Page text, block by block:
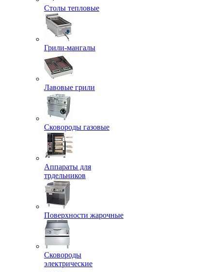
Столы тепловые
Грили-мангалы
Лавовые грили
Сковороды газовые
Аппараты для
трдельников
Поверхности жарочные
Сковороды
электрические